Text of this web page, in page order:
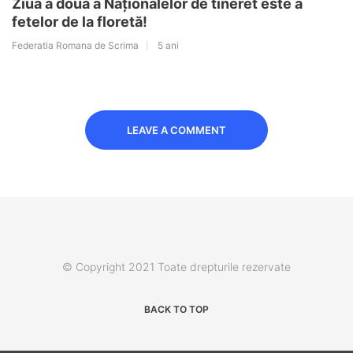
Ziua a doua a Naționalelor de tineret este a
fetelor de la floretă!
Federatia Romana de Scrima 5 ani
LEAVE A COMMENT
© Copyright 2021 Toate drepturile rezervate
BACK TO TOP